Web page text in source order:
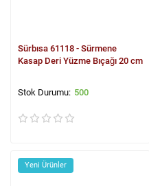
Sürbısa 61118 - Sürmene
Kasap Deri Yüzme Bıçağı 20 cm
500
Yeni Ürünler